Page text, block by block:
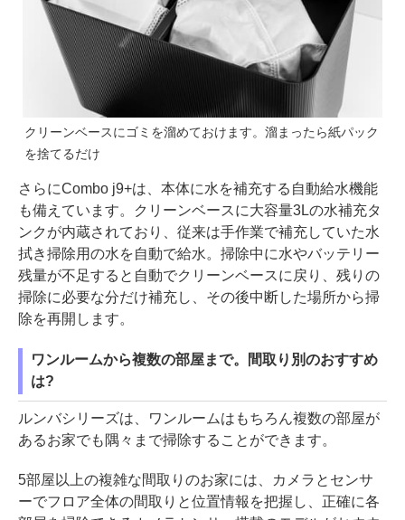
クリーンベースにゴミを溜めておけます。溜まったら紙パック
を捨てるだけ
さらにCombo j9+は、本体に水を補充する自動給水機能
も備えています。クリーンベースに大容量3Lの水補充タ
ンクが内蔵されており、従来は手作業で補充していた水
拭き掃除用の水を自動で給水。掃除中に水やバッテリー
残量が不足すると自動でクリーンベースに戻り、残りの
掃除に必要な分だけ補充し、その後中断した場所から掃
除を再開します。
ワンルームから複数の部屋まで。間取り別のおすすめ
は?
ルンバシリーズは、ワンルームはもちろん複数の部屋が
あるお家でも隅々まで掃除することができます。
5部屋以上の複雑な間取りのお家には、カメラとセンサ
ーでフロア全体の間取りと位置情報を把握し、正確に各